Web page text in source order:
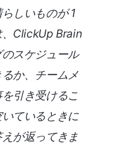
しいものが 1
、ClickUp Brain
スケジュール
か、チームメ
引き受けるこ
ているときに
が返ってきま